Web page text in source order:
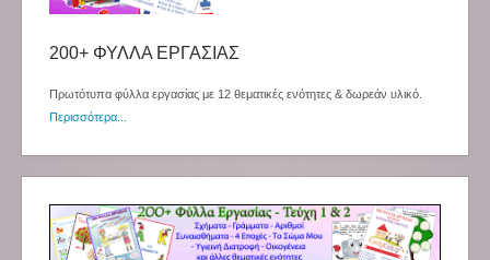
200+ ΦΥΛΛΑ ΕΡΓΑΣΙΑΣ
Πρωτότυπα φύλλα εργασίας με 12 θεματικές ενότητες & δωρεάν υλικό.
Περισσότερα...